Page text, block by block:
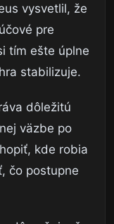
vysvetlil, že
pre
tím ešte úplne
stabilizuje.
dôležitú
väzbe po
kde robia
čo postupne